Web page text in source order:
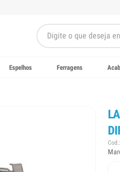
Espelhos Ferragens